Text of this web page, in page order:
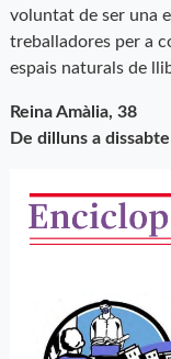
voluntat de ser una
treballadores per a
espais naturals de
Reina Amàlia, 38
De dilluns a